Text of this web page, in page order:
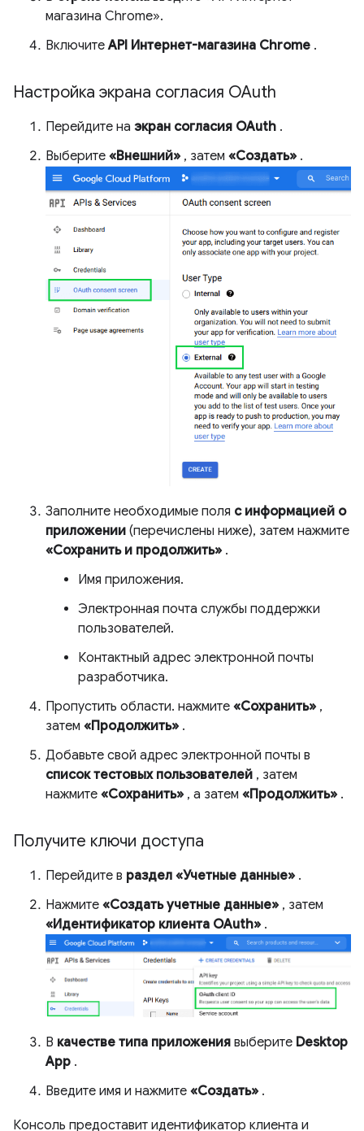
магазина Chrome».
ВключитеAPI Интернет-магазина Chrome .
Настройка экрана согласия OAuth
Перейдите на экран согласия OAuth .
Выберите «Внешний» , затем «Создать» .
Заполните необходимые поля с информацией о
приложении (перечислены ниже), затем нажмите
«Сохранить и продолжить» .
Имя приложения.
Электронная почта службы поддержки
пользователей.
Контактный адрес электронной почты
разработчика.
Пропустить области. нажмите «Сохранить» ,
затем «Продолжить» .
Добавьте свой адрес электронной почты в
список тестовых пользователей , затем
нажмите «Сохранить» , а затем «Продолжить» .
Получите ключи доступа
Перейдите в раздел «Учетные данные» .
Нажмите «Создать учетные данные» , затем
«Идентификатор клиента OAuth» .
В качестве типа приложения выберите Desktop
App .
Введите имя и нажмите «Создать» .
Консоль предоставит идентификатор клиента и